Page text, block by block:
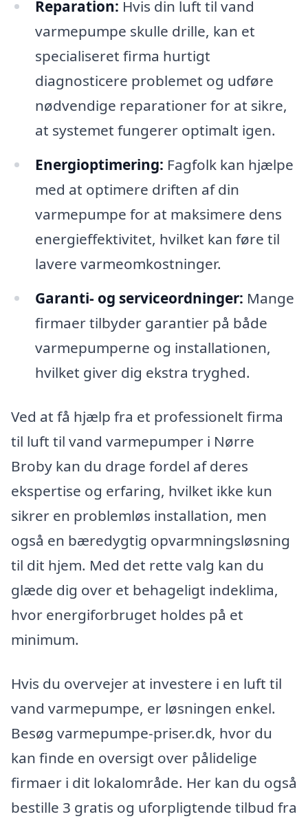
Reparation: Hvis din luft til vand
varmepumpe skulle drille, kan et
specialiseret firma hurtigt
diagnosticere problemet og udføre
nødvendige reparationer for at sikre,
at systemet fungerer optimalt igen.
Energioptimering: Fagfolk kan hjælpe
med at optimere driften af din
varmepumpe for at maksimere dens
energieffektivitet, hvilket kan føre til
lavere varmeomkostninger.
Garanti- og serviceordninger: Mange
firmaer tilbyder garantier på både
varmepumperne og installationen,
hvilket giver dig ekstra tryghed.
Ved at få hjælp fra et professionelt firma
til luft til vand varmepumper i Nørre
Broby kan du drage fordel af deres
ekspertise og erfaring, hvilket ikke kun
sikrer en problemløs installation, men
også en bæredygtig opvarmningsløsning
til dit hjem. Med det rette valg kan du
glæde dig over et behageligt indeklima,
hvor energiforbruget holdes på et
minimum.
Hvis du overvejer at investere i en luft til
vand varmepumpe, er løsningen enkel.
Besøg varmepumpe-priser.dk, hvor du
kan finde en oversigt over pålidelige
firmaer i dit lokalområde. Her kan du også
bestille 3 gratis og uforpligtende tilbud fra